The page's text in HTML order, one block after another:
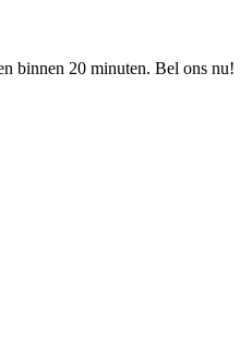
binnen 20 minuten. Bel ons nu!